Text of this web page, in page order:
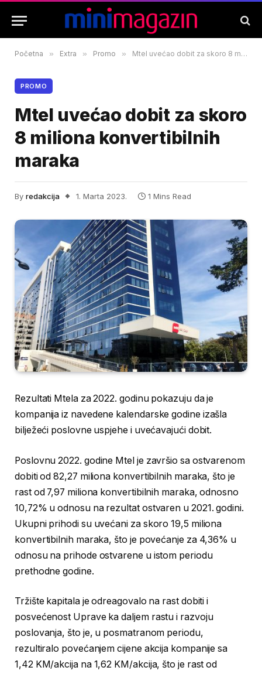
Početna » Extra » Promo » Mtel uvećao dobit za skoro 8 miliona konvertibilnih maraka
PROMO
Mtel uvećao dobit za skoro
8 miliona konvertibilnih
maraka
By redakcija 1. Marta 2023. 1 Mins Read
Rezultati Mtela za 2022. godinu pokazuju da je
kompanija iz navedene kalendarske godine izašla
bilježeći poslovne uspjehe i uvećavajući dobit.
Poslovnu 2022. godine Mtel je završio sa ostvarenom
dobiti od 82,27 miliona konvertibilnih maraka, što je
rast od 7,97 miliona konvertibilnih maraka, odnosno
10,72% u odnosu na rezultat ostvaren u 2021. godini.
Ukupni prihodi su uvećani za skoro 19,5 miliona
konvertibilnih maraka, što je povećanje za 4,36% u
odnosu na prihode ostvarene u istom periodu
prethodne godine.
Tržište kapitala je odreagovalo na rast dobiti i
posvećenost Uprave ka daljem rastu i razvoju
poslovanja, što je, u posmatranom periodu,
rezultiralo povećanjem cijene akcija kompanije sa
1,42 KM/akcija na 1,62 KM/akcija, što je rast od